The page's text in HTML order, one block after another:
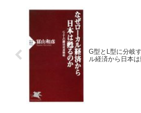
G型とL型に分岐
ル経済から日本は